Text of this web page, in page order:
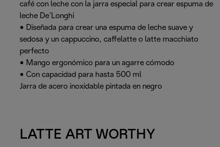
café con leche con la jarra especial para crear espuma de
leche De’Longhi
• Diseñada para crear una espuma de leche suave y
sedosa y un cappuccino, caffelatte o latte macchiato
perfecto
• Mango ergonómico para un agarre cómodo
• Con capacidad para hasta 500 ml
Jarra de acero inoxidable pintada en negro
LATTE ART WORTHY